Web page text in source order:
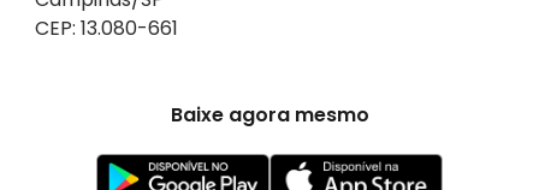
CEP: 13.080-661
Baixe agora mesmo